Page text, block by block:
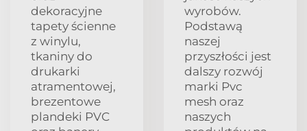
dekoracyjne
tapety ścienne
z winylu,
tkaniny do
drukarki
atramentowej,
brezentowe
plandeki PVC
wyrobów.
Podstawą
naszej
przyszłości jest
dalszy rozwój
marki Pvc
mesh oraz
naszych